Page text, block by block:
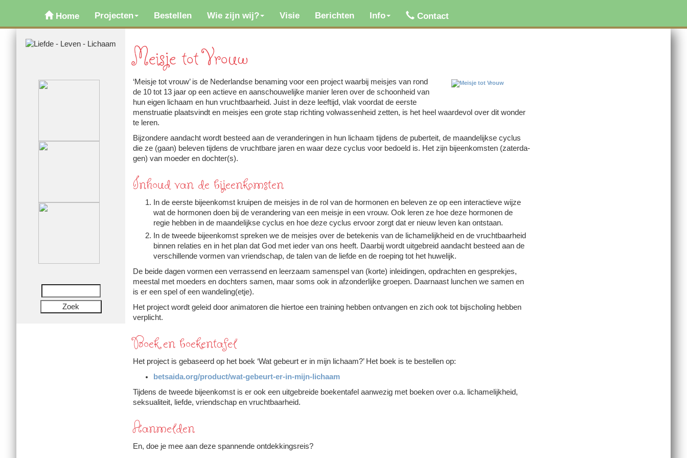
Home Projecten Bestellen Wie zijn wij? Visie Berichten Info Contact
Meisje tot Vrouw
‘Meisje tot vrouw’ is de Neder­landse bena­ming voor een project waarbij meisjes van rond
de 10 tot 13 jaar op een actieve en aanschouwe­lijke manier leren over de schoon­heid van
hun eigen lichaam en hun vrucht­baar­heid. Juist in deze leef­tijd, vlak voordat de eerste
menstruatie plaats­vindt en meisjes een grote stap rich­ting volwassen­heid zetten, is het heel waarde­vol over dit won­der
te leren.
Bij­zon­dere aan­dacht wordt besteed aan de ver­an­de­ringen in hun lichaam tij­dens de puber­teit, de maan­de­lijkse cyclus
die ze (gaan) beleven tij­dens de vrucht­ba­re jaren en waar deze cyclus voor bedoeld is. Het zijn bij­een­komsten (zater­da­
gen) van moe­der en dochter(s).
Inhoud van de bij­een­komsten
In de eerste bij­een­komst kruipen de meisjes in de rol van de hormonen en beleven ze op een in­ter­ac­tie­ve wijze
wat de hormonen doen bij de ver­an­de­ring van een meisje in een vrouw. Ook leren ze hoe deze hormonen de
regie hebben in de maan­de­lijkse cyclus en hoe deze cyclus ervoor zorgt dat er nieuw leven kan ontstaan.
In de tweede bij­een­komst spreken we de meisjes over de bete­ke­nis van de licha­me­lijk­heid en de vrucht­baar­heid
binnen relaties en in het plan dat God met ieder van ons heeft. Daarbij wordt uit­ge­breid aan­dacht besteed aan de
ver­schil­lende vormen van vriend­schap, de talen van de liefde en de roe­ping tot het huwe­lijk.
De beide dagen vormen een verrassend en leer­zaam samenspel van (korte) inlei­dingen, opdrachten en gesprekjes,
meestal met moe­ders en dochters samen, maar soms ook in afzon­der­lijke groepen. Daar­naast lunchen we samen en
is er een spel of een wan­de­ling(etje).
Het project wordt geleid door animatoren die hiertoe een trai­ning hebben ont­van­gen en zich ook tot bijscholing hebben
verplicht.
Boek en boekentafel
Het project is gebaseerd op het boek ‘Wat gebeurt er in mijn lichaam?’ Het boek is te be­stel­len op:
betsaida.org/product/wat-gebeurt-er-in-mijn-lichaam
Tijdens de tweede bij­een­komst is er ook een uit­ge­breide boekentafel aanwe­zig met boeken over o.a. licha­me­lijk­heid,
seksua­li­teit, liefde, vriend­schap en vrucht­baar­heid.
Aanmel­den
En, doe je mee aan deze spannende ontdek­kings­reis?